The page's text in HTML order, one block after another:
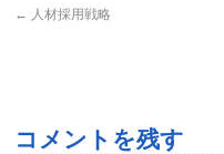
← 人材採用戦略
コメントを残す